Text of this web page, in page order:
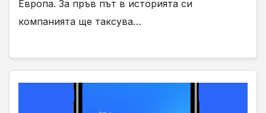
Европа. За пръв път в историята си
компанията ще таксува…